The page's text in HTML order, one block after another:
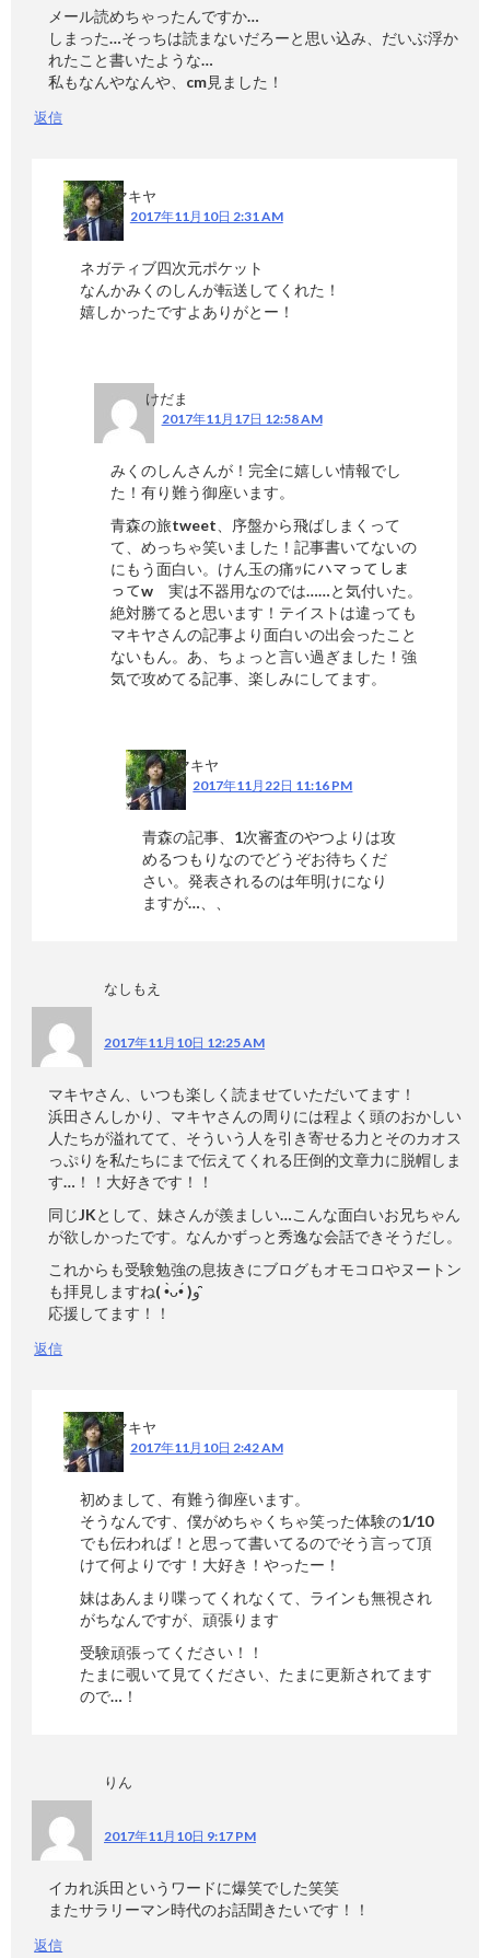
メール読めちゃったんですか…
しまった…そっちは読まないだろーと思い込み、だいぶ浮か
れたこと書いたような…
私もなんやなんや、cm見ました！
返信
マキヤ
2017年11月10日 2:31 AM
ネガティブ四次元ポケット
なんかみくのしんが転送してくれた！
嬉しかったですよありがとー！
けだま
2017年11月17日 12:58 AM
みくのしんさんが！完全に嬉しい情報でし
た！有り難う御座います。
青森の旅tweet、序盤から飛ばしまくって
て、めっちゃ笑いました！記事書いてないの
にもう面白い。けん玉の痛ｯにハマってしま
ってw 実は不器用なのでは……と気付いた。
絶対勝てると思います！テイストは違っても
マキヤさんの記事より面白いの出会ったこと
ないもん。あ、ちょっと言い過ぎました！強
気で攻めてる記事、楽しみにしてます。
マキヤ
2017年11月22日 11:16 PM
青森の記事、1次審査のやつよりは攻
めるつもりなのでどうぞお待ちくだ
さい。発表されるのは年明けになり
ますが…、、
なしもえ
2017年11月10日 12:25 AM
マキヤさん、いつも楽しく読ませていただいてます！
浜田さんしかり、マキヤさんの周りには程よく頭のおかしい
人たちが溢れてて、そういう人を引き寄せる力とそのカオス
っぷりを私たちにまで伝えてくれる圧倒的文章力に脱帽しま
す…！！大好きです！！
同じJKとして、妹さんが羨ましい…こんな面白いお兄ちゃん
が欲しかったです。なんかずっと秀逸な会話できそうだし。
これからも受験勉強の息抜きにブログもオモコロやヌートン
も拝見しますね( •̀ᴗ•́ )و ̑̑
応援してます！！
返信
マキヤ
2017年11月10日 2:42 AM
初めまして、有難う御座います。
そうなんです、僕がめちゃくちゃ笑った体験の1/10
でも伝われば！と思って書いてるのでそう言って頂
けて何よりです！大好き！やったー！
妹はあんまり喋ってくれなくて、ラインも無視され
がちなんですが、頑張ります
受験頑張ってください！！
たまに覗いて見てください、たまに更新されてます
ので…！
りん
2017年11月10日 9:17 PM
イカれ浜田というワードに爆笑でした笑笑
またサラリーマン時代のお話聞きたいです！！
返信